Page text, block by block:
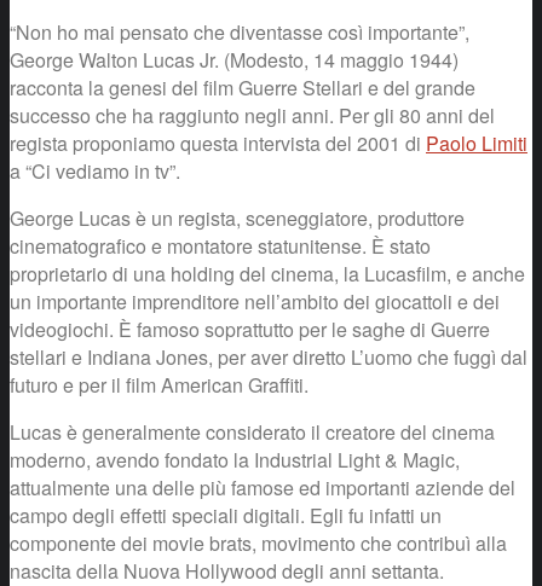
“Non ho mai pensato che diventasse così importante”,
George Walton Lucas Jr. (Modesto, 14 maggio 1944)
racconta la genesi del film Guerre Stellari e del grande
successo che ha raggiunto negli anni. Per gli 80 anni del
regista proponiamo questa intervista del 2001 di Paolo Limiti
a “Ci vediamo in tv”.
George Lucas è un regista, sceneggiatore, produttore
cinematografico e montatore statunitense. È stato
proprietario di una holding del cinema, la Lucasfilm, e anche
un importante imprenditore nell’ambito dei giocattoli e dei
videogiochi. È famoso soprattutto per le saghe di Guerre
stellari e Indiana Jones, per aver diretto L’uomo che fuggì dal
futuro e per il film American Graffiti.
Lucas è generalmente considerato il creatore del cinema
moderno, avendo fondato la Industrial Light & Magic,
attualmente una delle più famose ed importanti aziende del
campo degli effetti speciali digitali. Egli fu infatti un
componente dei movie brats, movimento che contribuì alla
nascita della Nuova Hollywood degli anni settanta.